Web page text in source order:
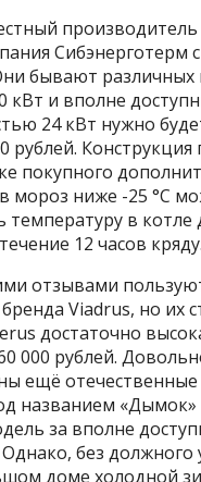
производитель
Сибэнерготерм
бывают
кВт и вполне
24 кВт нужно
рублей. Конструкция
покупного
мороз ниже -25 °С
в котле
12 часов кряду.
отзывами
Viadrus, но их
достаточно
000 рублей.
ещё
названием
за вполне
Однако, без должного
доме холодной